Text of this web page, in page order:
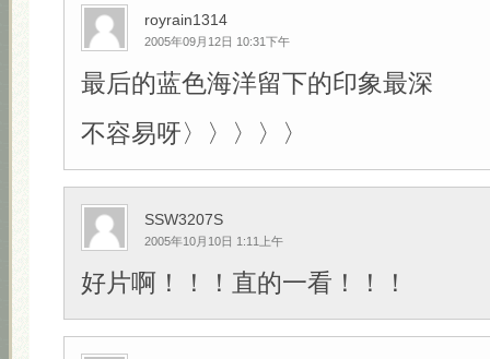
royrain1314
2005年09月12日 10:31下午
最后的蓝色海洋留下的印象最深
不容易呀〉〉〉〉〉
SSW3207S
2005年10月10日 1:11上午
好片啊！！！直的一看！！！